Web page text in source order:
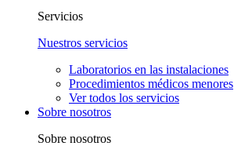
Servicios
Nuestros servicios
Laboratorios en las instalaciones
Procedimientos médicos menores
Ver todos los servicios
Sobre nosotros
Sobre nosotros